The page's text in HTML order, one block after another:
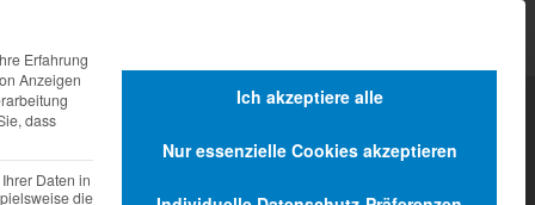
zu starten.
Erfahrung
Anzeigen
dass
Daten in
die
Ich akzeptiere alle
Nur essenzielle Cookies akzeptieren